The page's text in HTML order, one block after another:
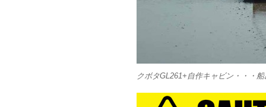
クボタGL261+自作キャビン・・・